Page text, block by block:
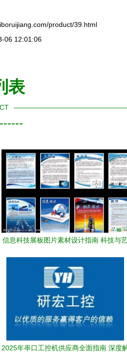
product/39.html
06 12:01:06
表
信息科技展板图片素材设计指南 科技与
2025年串口工控机供应商全面指南 深度